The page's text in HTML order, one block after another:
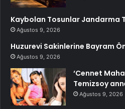
Kaybolan Tosunlar Jandarma
Ağustos 9, 2026
Huzurevi Sakinlerine Bayram
Ağustos 9, 2026
‘Cennet
Temizsoy
Ağustos 9, 2026